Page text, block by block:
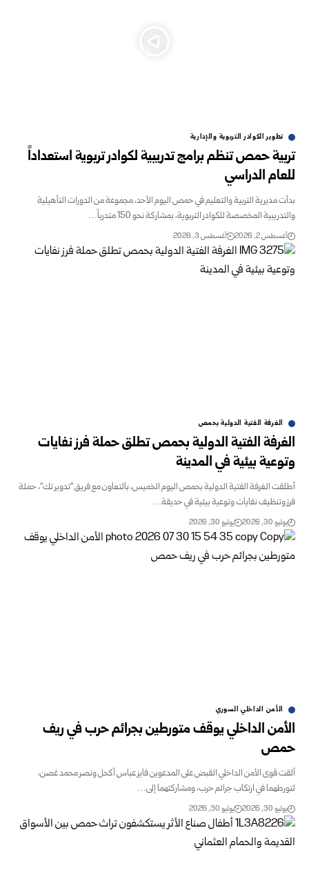
تطوير الكوادر التربوية ‏والإدارية
تربية حمص تنظم برامج تدريبية لكوادر تربوية ‏استعداداً
للعام الدراسي
بدأت مديرية التربية والتعليم في حمص اليوم الأحد، ‏مجموعة من الدورات التأهيلية
والتدريبية ‏المخصصة للكوادر التربوية، بمشاركة نحو 150 ‏متدرباً…
أغسطس 2, 2026 أغسطس 3, 2026
الغرفة الفتية الدولية بحمص
الغرفة الفتية الدولية بحمص تطلق حملة فرز نفايات
وتوعية بيئية في المدينة
أطلقت الغرفة الفتية الدولية بحمص اليوم الخميس، بالتعاون مع فريق "تدوير تك"، حملة
فرز وتنظيف نفايات وتوعية بيئية في حديقة…
يوليو 30, 2026 يوليو 30, 2026
الأمن الداخلي السوري
الأمن الداخلي يوقف متورطين بجرائم حرب في ريف
حمص
ألقت قوى الأمن الداخلي القبض على المدعوين فايز عباس أكحل ونصر محمد غصن،
لتورطهما في ارتكاب جرائم حرب، ومشاركتهما إلى…
يوليو 30, 2026 يوليو 30, 2026